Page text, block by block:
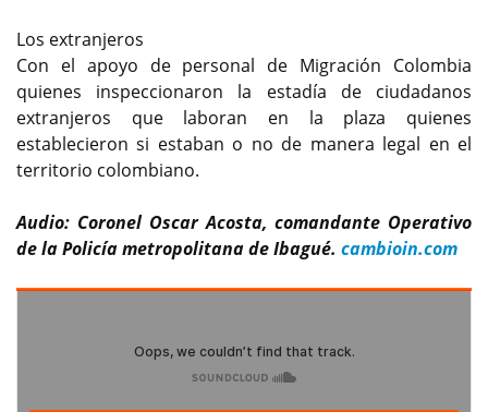
Los extranjeros
Con el apoyo de personal de Migración Colombia
quienes inspeccionaron la estadía de ciudadanos
extranjeros que laboran en la plaza quienes
establecieron si estaban o no de manera legal en el
territorio colombiano.
Audio: Coronel Oscar Acosta, comandante Operativo
de la Policía metropolitana de Ibagué. cambioin.com